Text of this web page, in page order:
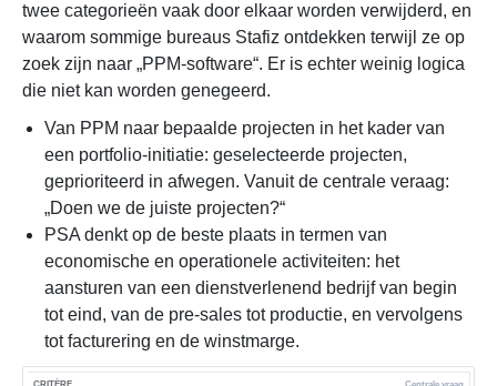
twee categorieën vaak door elkaar worden verwijderd, en
waarom sommige bureaus Stafiz ontdekken terwijl ze op
zoek zijn naar „PPM-software“. Er is echter weinig logica
die niet kan worden genegeerd.
Van PPM naar bepaalde projecten in het kader van
een portfolio-initiatie: geselecteerde projecten,
geprioriteerd in afwegen. Vanuit de centrale veraag:
„Doen we de juiste projecten?“
PSA denkt op de beste plaats in termen van
economische en operationele activiteiten: het
aansturen van een dienstverlenend bedrijf van begin
tot eind, van de pre-sales tot productie, en vervolgens
tot facturering en de winstmarge.
Centrale vraag